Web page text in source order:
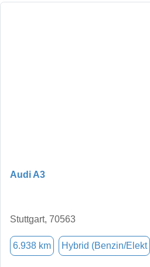
Audi A3
Stuttgart, 70563
6.938 km Hybrid (Benzin/Elekt